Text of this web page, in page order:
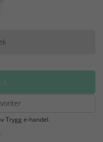
Trygg e-handel.